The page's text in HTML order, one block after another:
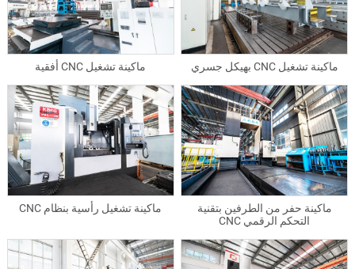
ماكينة تشغيل CNC بهيكل جسري ماكينة تشغيل CNC أفقية
ماكينة حفر من الطرفين بتقنية
التحكم الرقمي CNC
ماكينة تشغيل رأسية بنظام CNC